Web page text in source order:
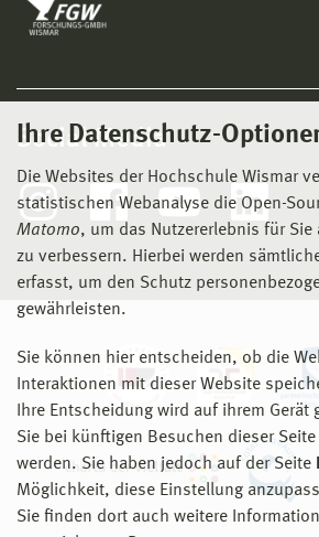
Ihre Datenschutz-
Die Websites der Hochschule Wismar
statistischen Webanalyse die Open-
Matomo, um das Nutzererlebnis für
zu verbessern. Hierbei werden
erfasst, um den Schutz
gewährleisten.
Sie können hier entscheiden, ob die
Interaktionen mit dieser Website
Ihre Entscheidung wird auf ihrem Gerät
Sie bei künftigen Besuchen dieser
werden. Sie haben jedoch auf der Seite
Möglichkeit, diese Einstellung
Sie finden dort auch weitere
Social Media